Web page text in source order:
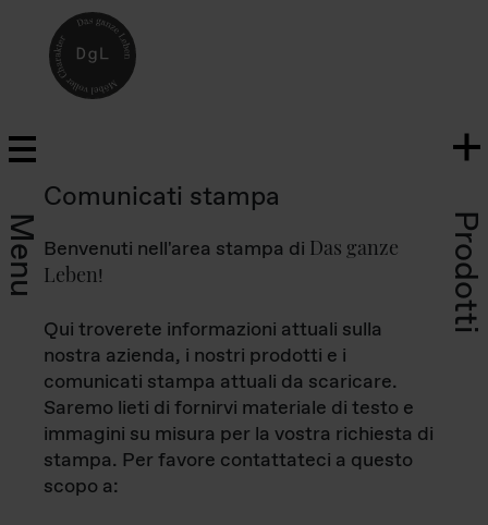
Menu Prodotti
Comunicati stampa
Benvenuti nell'area stampa di Das ganze
Leben!
Qui troverete informazioni attuali sulla
nostra azienda, i nostri prodotti e i
comunicati stampa attuali da scaricare.
Saremo lieti di fornirvi materiale di testo e
immagini su misura per la vostra richiesta di
stampa. Per favore contattateci a questo
scopo a: